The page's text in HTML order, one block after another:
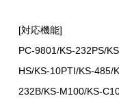
[対応機能]
PC-9801/KS-232PS/
HS/KS-10PTI/KS-485/
232B/KS-M100/KS-